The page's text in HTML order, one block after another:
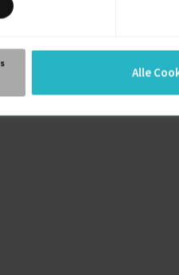
Alle
Manus, Perplexity, Google AI